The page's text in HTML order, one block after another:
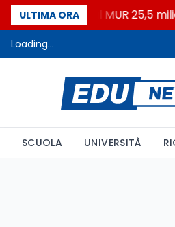
ULTIMA ORA
Università: dal MUR 25,5
Loading...
SCUOLA UNIVERSITÀ